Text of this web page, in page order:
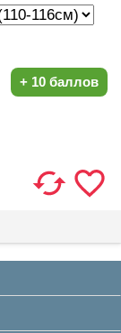
+ 10 баллов